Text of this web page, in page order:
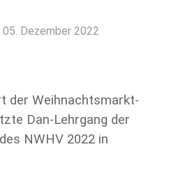
Dezember 2022
der Weihnachtsmarkt-
Dan-Lehrgang der
NWHV 2022 in